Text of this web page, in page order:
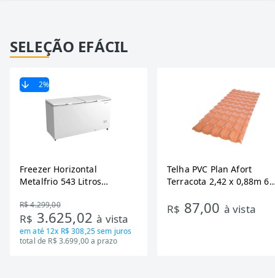
SELEÇÃO EFÁCIL
2%
Freezer Horizontal
Metalfrio 543 Litros
Tecnologia Inverter, Branco,
Bivolt
R$ 4.299,00
R$ 3.625,02à vista
em até 12x R$ 308,25sem juros
total de R$ 3.699,00 a prazo
Telha PVC Plan Afort
Terracota 2,42 x 0,88m 6
R$ 87,00 à vista